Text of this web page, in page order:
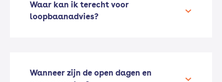
Waar kan ik terecht voor
loopbaanadvies?
Wanneer zijn de open dagen en